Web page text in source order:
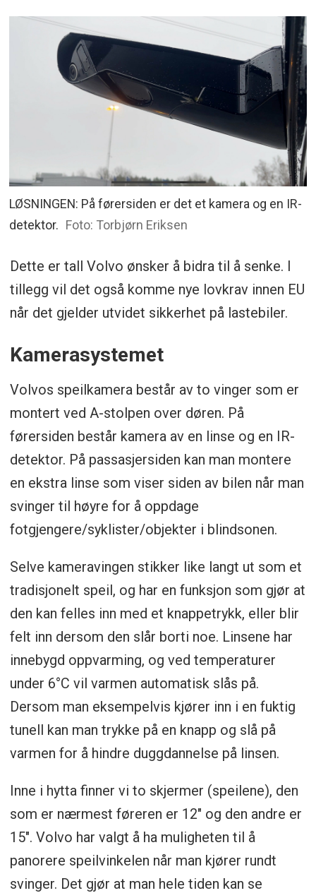
LØSNINGEN: På førersiden er det et kamera og en IR-
detektor. Foto: Torbjørn Eriksen
Dette er tall Volvo ønsker å bidra til å senke. I
tillegg vil det også komme nye lovkrav innen EU
når det gjelder utvidet sikkerhet på lastebiler.
Kamerasystemet
Volvos speilkamera består av to vinger som er
montert ved A-stolpen over døren. På
førersiden består kamera av en linse og en IR-
detektor. På passasjersiden kan man montere
en ekstra linse som viser siden av bilen når man
svinger til høyre for å oppdage
fotgjengere/syklister/objekter i blindsonen.
Selve kameravingen stikker like langt ut som et
tradisjonelt speil, og har en funksjon som gjør at
den kan felles inn med et knappetrykk, eller blir
felt inn dersom den slår borti noe. Linsene har
innebygd oppvarming, og ved temperaturer
under 6°C vil varmen automatisk slås på.
Dersom man eksempelvis kjører inn i en fuktig
tunell kan man trykke på en knapp og slå på
varmen for å hindre duggdannelse på linsen.
Inne i hytta finner vi to skjermer (speilene), den
som er nærmest føreren er 12" og den andre er
15". Volvo har valgt å ha muligheten til å
panorere speilvinkelen når man kjører rundt
svinger. Det gjør at man hele tiden kan se